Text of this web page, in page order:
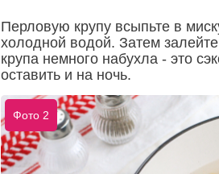
Перловую крупу всыпьте в
холодной водой. Затем
крупа немного набухла - это
оставить и на ночь.
Фото 2